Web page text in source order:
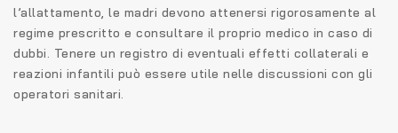
l’allattamento, le madri devono attenersi rigorosamente al
regime prescritto e consultare il proprio medico in caso di
dubbi. Tenere un registro di eventuali effetti collaterali e
reazioni infantili può essere utile nelle discussioni con gli
operatori sanitari.